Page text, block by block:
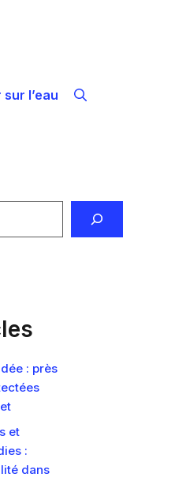
l’eau
: près
et
:
dans